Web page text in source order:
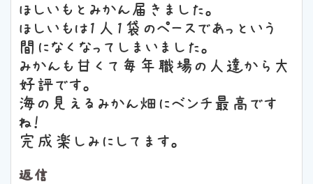
ほしいもとみかん届きました。
ほしいもは1人1袋のペースであっという
間になくなってしまいました。
みかんも甘くて毎年職場の人達から大
好評です。
海の見えるみかん畑にベンチ最高です
ね！
完成楽しみにしてます。
返信